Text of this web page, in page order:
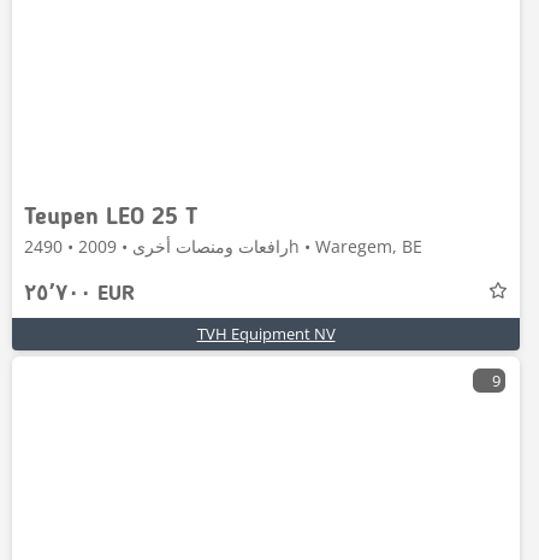
Teupen LEO 25 T
رافعات ومنصات أخرى • 2009 • 2490h • Waregem, BE
٢٥٬٧٠٠ EUR
TVH Equipment NV
9